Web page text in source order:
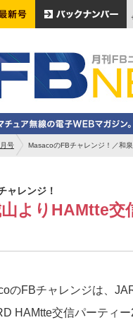
号 MasacoのFBチャレンジ！／和
ャレンジ！
よりHAMtte交
のFBチャレンジは、
HAMtte交信パーティ